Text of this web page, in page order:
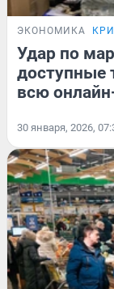
ЭКОНОМИКА
Удар по
доступные
всю
30 января, 2026,